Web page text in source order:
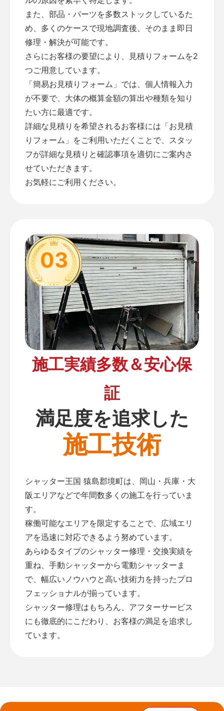
また、部品・パーツを多数ストックしているた
め、多くのケースで現地調査後、そのまま即日
修理・解決が可能です。
さらにお客様の要望により、見積りフォームを2
つご用意しています。
「簡易お見積りフォーム 」では、個人情報入力
が不要で、大体の概算金額の算出や種類を知り
たい方に最適です。
詳細な見積りを希望されるお客様には「お見積
りフォーム 」をご利用いただくことで、スタッ
フが詳細な見積りと確認事項を適切にご案内さ
せていただきます。
お気軽にご利用ください。
03
施工実績多数＆安心保
証
満足度を追求した
施工技術
シャッター王国 猿島郡境町は、岡山・兵庫・大
阪エリアなどで年間数多くの施工を行っていま
す。
稼働可能なエリアを限定することで、広域エリ
アを迅速に対応できるよう努めています。
あらゆるタイプのシャッター修理・交換実績を
重ね、手動シャッターから電動シャッターま
で、幅広いノウハウと高い技術力を持ったプロ
フェッショナルが揃っています。
シャッター修理はもちろん、アフターサービス
にも徹底的にこだわり、お客様の満足を追求し
ています。